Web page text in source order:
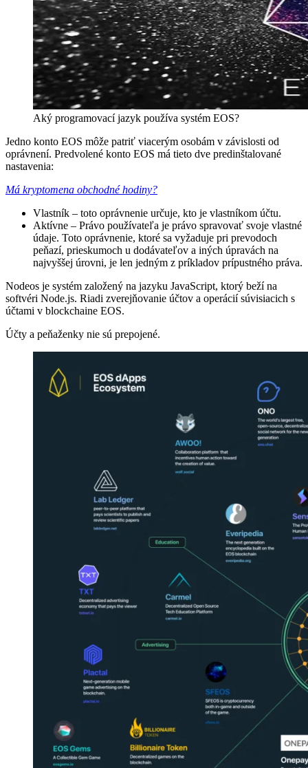
Aký programovací jazyk používa systém EOS?
Jedno konto EOS môže patriť viacerým osobám v závislosti od
oprávnení. Predvolené konto EOS má tieto dve predinštalované
nastavenia:
Má kryptomena obchodné hodiny?
Vlastník – toto oprávnenie určuje, kto je vlastníkom účtu.
Aktívne – Právo používateľa je právo spravovať svoje vlastné
údaje. Toto oprávnenie, ktoré sa vyžaduje pri prevodoch
peňazí, prieskumoch u dodávateľov a iných úpravách na
najvyššej úrovni, je len jedným z príkladov prípustného práva.
Nodeos je systém založený na jazyku JavaScript, ktorý beží na
softvéri Node.js. Riadi zverejňovanie účtov a operácií súvisiacich s
účtami v blockchaine EOS.
Účty a peňaženky nie sú prepojené.